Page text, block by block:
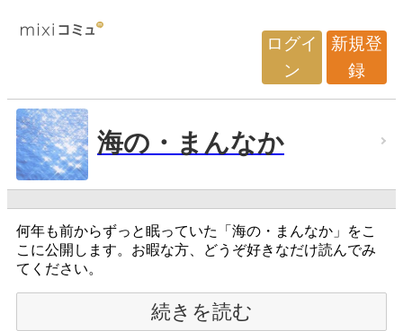
ログイ
ン
新規登
録
海の・まんなか
何年も前からずっと眠っていた「海の・まんなか」をこ
こに公開します。お暇な方、どうぞ好きなだけ読んでみ
てください。
続きを読む